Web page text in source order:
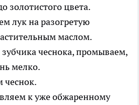
золотистого цвета.
чеснока, промываем,
мелко.
к уже обжаренному